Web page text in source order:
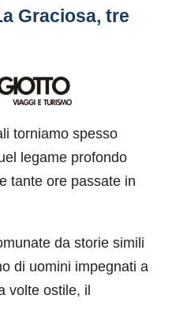
Graciosa, tre
torniamo spesso
legame profondo
tante ore passate in
da storie simili
di uomini impegnati a
volte ostile, il